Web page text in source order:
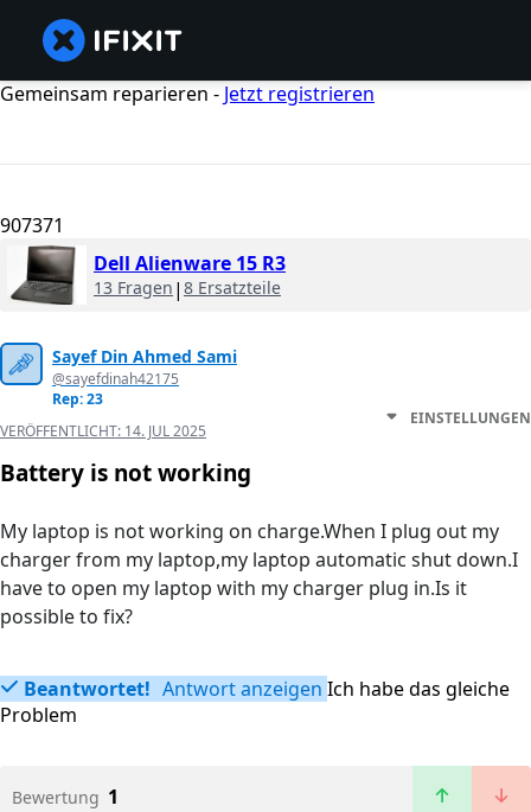
Gemeinsam reparieren - Jetzt registrieren
907371
Dell Alienware 15 R3
13 Fragen | 8 Ersatzteile
Sayef Din Ahmed Sami
@sayefdinah42175
Rep: 23
VERÖFFENTLICHT: 14. JUL 2025
EINSTELLUNGEN
Battery is not working
My laptop is not working on charge.When I plug out my
charger from my laptop,my laptop automatic shut down.I
have to open my laptop with my charger plug in.Is it
possible to fix?
Beantwortet! Antwort anzeigen Ich habe das gleiche
Problem
Bewertung 1